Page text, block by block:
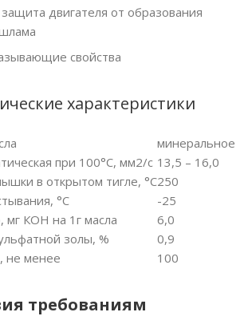
двигателя от образования
свойства
характеристики
минеральное
при 100°С, мм2/с 13,5 – 16,0
в открытом тигле, °С250
°С
-25
мг КОН на 1г масла
6,0
золы, %
0,9
не менее
100
требованиям